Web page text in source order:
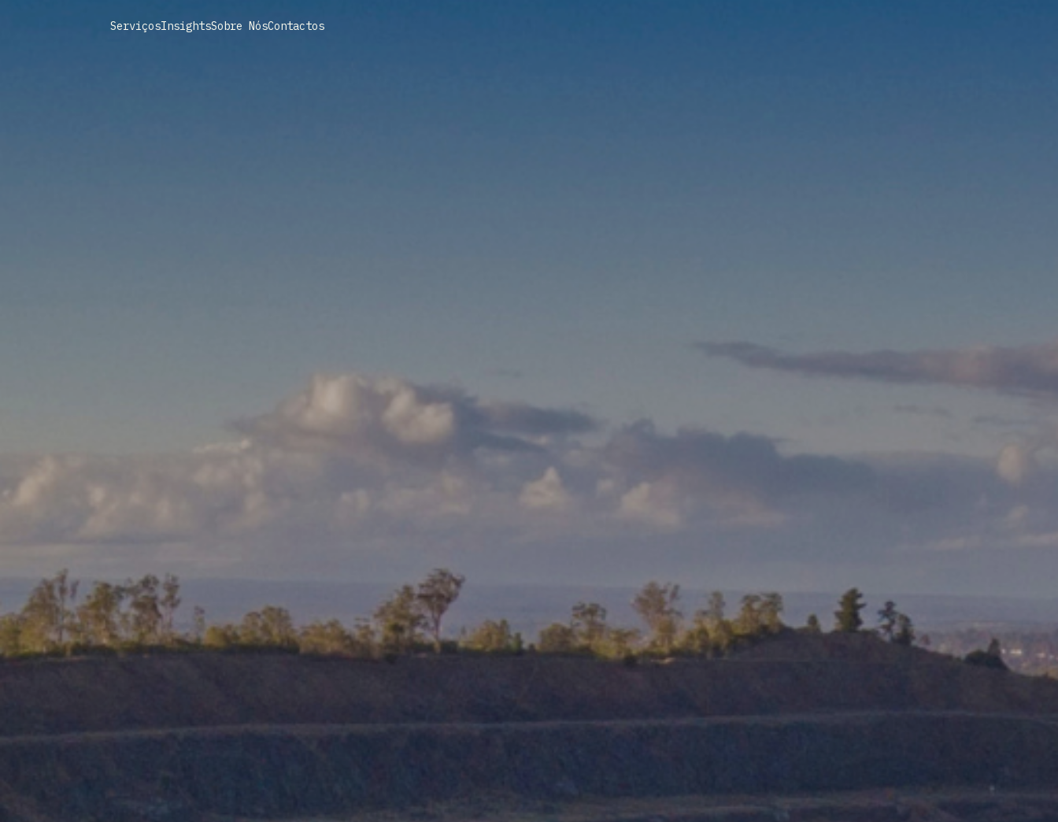
ServiçosInsightsSobre NósContactos